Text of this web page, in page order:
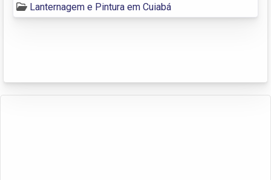
Lanternagem e Pintura em Cuiabá